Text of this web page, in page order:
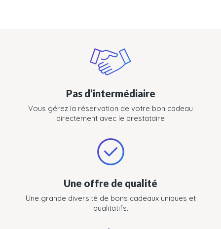
Pas d’intermédiaire
Vous gérez la réservation de votre bon cadeau
directement avec le prestataire
Une offre de qualité
Une grande diversité de bons cadeaux uniques et
qualitatifs.